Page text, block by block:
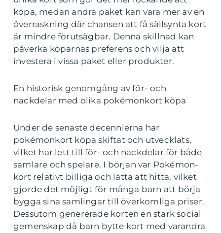
köpa, medan andra paket kan vara mer av en
överraskning där chansen att få sällsynta kort
är mindre förutsägbar. Denna skillnad kan
påverka köparnas preferens och vilja att
investera i vissa paket eller produkter.
En historisk genomgång av för- och
nackdelar med olika pokémonkort köpa
Under de senaste decennierna har
pokémonkort köpa skiftat och utvecklats,
vilket har lett till för- och nackdelar för både
samlare och spelare. I början var Pokémon-
kort relativt billiga och lätta att hitta, vilket
gjorde det möjligt för många barn att börja
bygga sina samlingar till överkomliga priser.
Dessutom genererade korten en stark social
gemenskap då barn bytte kort med varandra